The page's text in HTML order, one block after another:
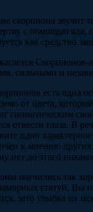
скорпиона звучит
с помощью яда,
как средство
сильными и
есть одна
от цвета,
гипнотическим
отвести глаза. В
одно
к мнению
нет до этого
научились так
статуй. Вы
зато улыбка их